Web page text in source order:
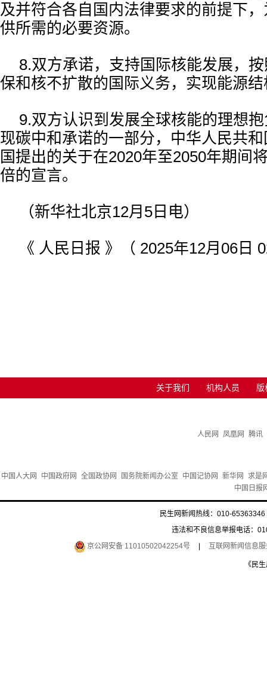
及并符合各自国内法律要求的前提下
供所需的必要资源。
8.双方承诺，支持国际核能发展，
保和核不扩散的国际义务，实现能源
9.双方认识到发展全球核能的理想
现碳中和承诺的一部分，中华人民共
国提出的关于在2020年至2050年期间
倍的宣言。
（新华社北京12月5日电）
《 人民日报 》（ 2025年12月06日
关于我们 机构人员 版
人民网 凤凰网 腾讯
中国人大网 中国政府网 全国政协网 国务院新闻办公室 中国记协网 新华网
求是
中国日报
民生网新闻热线：010-
违法和不良信息举报电话：
京公网安备 11010502042254号
互联网新闻信息
《民